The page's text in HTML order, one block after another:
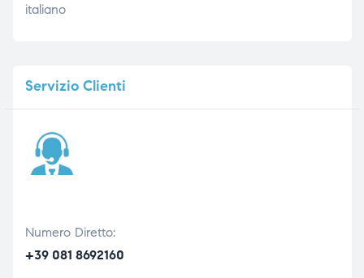
italiano
ServizioClienti
Numero Diretto:
+39 081 8692160